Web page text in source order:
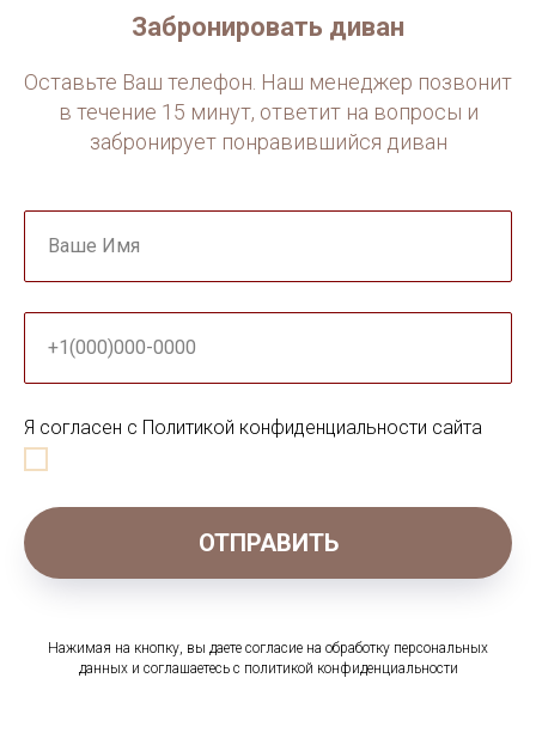
низкорослым пользователям.
Забронировать диван
Оставьте Ваш телефон. Наш менеджер позвонит
в течение 15 минут, ответит на вопросы и
забронирует понравившийся диван
Ваше Имя
+1(000)000-0000
Я согласен с Политикой конфиденциальности сайта
ОТПРАВИТЬ
Нажимая на кнопку, вы даете согласие на обработку персональных
данных и соглашаетесь c политикой конфиденциальности